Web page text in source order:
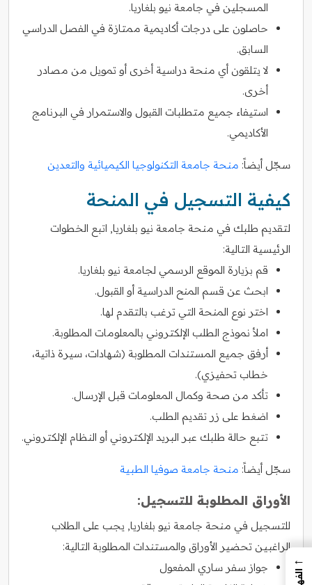
المسجلين في جامعة نيو بلغاريا.
حاصلون على درجات أكاديمية ممتازة في الفصل الدراسي
السابق.
لا يتلقون أي منحة دراسية أخرى أو تمويل من مصادر
أخرى.
استيفاء جميع متطلبات القبول والاستمرار في البرنامج
الأكاديمي.
سجّل أيضاً: منحة جامعة التكنولوجيا الكيميائية والتعدين
كيفية التسجيل في المنحة
لتقديم طلبك في منحة جامعة نيو بلغاريا, اتبع الخطوات
الرئيسية التالية:
قم بزيارة الموقع الرسمي لجامعة نيو بلغاريا.
ابحث عن قسم المنح الدراسية أو القبول.
اختر نوع المنحة التي ترغب بالتقدم لها.
املأ نموذج الطلب الإلكتروني بالمعلومات المطلوبة.
أرفق جميع المستندات المطلوبة (شهادات، سيرة ذاتية،
خطاب تحفيزي).
تأكد من صحة وكمال المعلومات قبل الإرسال.
اضغط على زر تقديم الطلب.
تتبع حالة طلبك عبر البريد الإلكتروني أو النظام الإلكتروني.
سجّل أيضاً: منحة جامعة صوفيا الطبية
الأوراق المطلوبة للتسجيل:
للتسجيل في منحة جامعة نيو بلغاريا, يجب على الطلاب
الراغبين تحضير الأوراق والمستندات المطلوبة التالية:
جواز سفر ساري المفعول
←